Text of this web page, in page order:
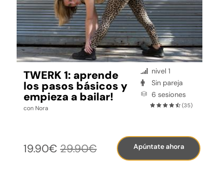
TWERK 1: aprende
los pasos básicos y
empieza a bailar!
con Nora
nivel 1
Sin pareja
6 sesiones
(35)
19.90€ 29.90€ Apúntate ahora